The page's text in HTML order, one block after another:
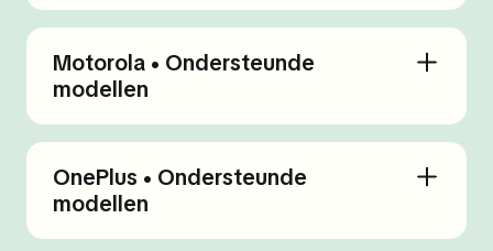
Motorola • Ondersteunde
modellen
OnePlus • Ondersteunde
modellen